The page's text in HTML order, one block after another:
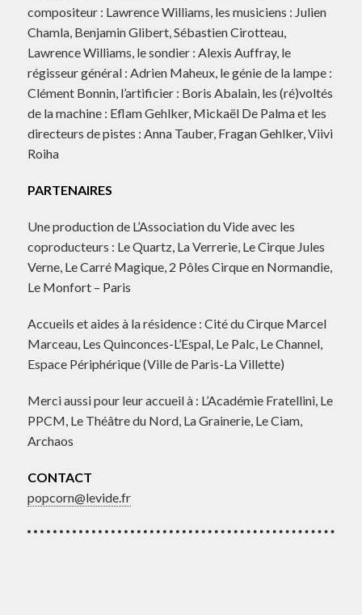
compositeur : Lawrence Williams, les musiciens : Julien
Chamla, Benjamin Glibert, Sébastien Cirotteau,
Lawrence Williams, le sondier : Alexis Auffray, le
régisseur général : Adrien Maheux, le génie de la lampe :
Clément Bonnin, l’artificier : Boris Abalain, les (ré)voltés
de la machine : Eflam Gehlker, Mickaël De Palma et les
directeurs de pistes : Anna Tauber, Fragan Gehlker, Viivi
Roiha
PARTENAIRES
Une production de L’Association du Vide avec les
coproducteurs : Le Quartz, La Verrerie, Le Cirque Jules
Verne, Le Carré Magique, 2 Pôles Cirque en Normandie,
Le Monfort – Paris
Accueils et aides à la résidence : Cité du Cirque Marcel
Marceau, Les Quinconces-L’Espal, Le Palc, Le Channel,
Espace Périphérique (Ville de Paris-La Villette)
Merci aussi pour leur accueil à : L’Académie Fratellini, Le
PPCM, Le Théâtre du Nord, La Grainerie, Le Ciam,
Archaos
CONTACT
popcorn@levide.fr